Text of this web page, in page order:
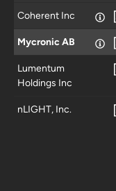
Coherent Inc
Mycronic AB
Lumentum
Holdings Inc
nLIGHT, Inc.